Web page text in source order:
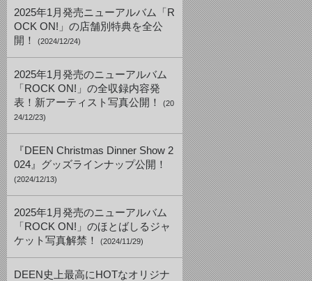
2025年1月発売ニューアルバム「R
OCK ON!」の店舗別特典を全公
開！
(2024/12/24)
2025年1月発売のニューアルバム
「ROCK ON!」の全収録内容発
表！新アーティスト写真公開！
(20
24/12/23)
『DEEN Christmas Dinner Show 2
024』グッズラインナップ公開！
(2024/12/13)
2025年1月発売のニューアルバム
「ROCK ON!」のほとばしるジャ
ケット写真解禁！
(2024/11/29)
DEEN史上最高にHOTなオリジナ